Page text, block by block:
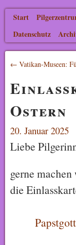
Start
Datenschutz
← Vatikan-Museen:
Ostern
20. Januar 2025
Liebe
gerne
die